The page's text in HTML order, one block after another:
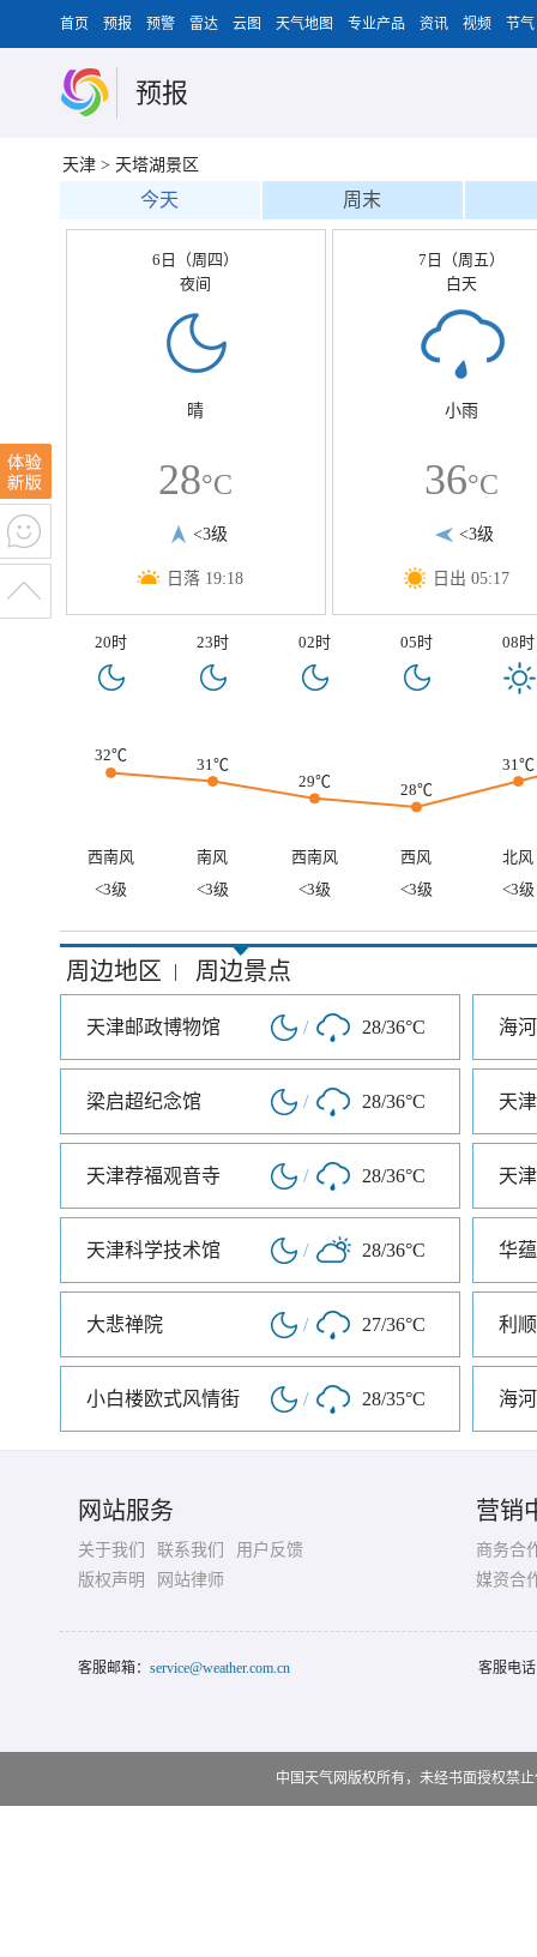
首页 预报 预警 雷达 云图 天气地图 专业产品 资讯 视频 节气
预报
天津 > 天塔湖景区
今天 周末
6日（周四）
夜间
晴
28°C
<3级
日落 19:18
7日（周五）
白天
小雨
36°C
<3级
日出 05:17
20时 23时 02时 05时 08时
32℃
31℃
29℃
28℃
31℃
西南风 南风 西南风 西风
北风
<3级
<3级 <3级 <3级 <3级
周边地区 | 周边景点
天津邮政博物馆 / 28/36°C
梁启超纪念馆 / 28/36°C
天津荐福观音寺 / 28/36°C 天
天津科学技术馆 / 28/36°C 华
大悲禅院 / 27/36°C 利
小白楼欧式风情街 / 28/35°C
网站服务
关于我们 联系我们
用户反馈
版权声明
网站律师
营销
商务合
媒资合
客服邮箱： service@weather.com.cn 客服电
中国天气网版权所有，未经书面授权